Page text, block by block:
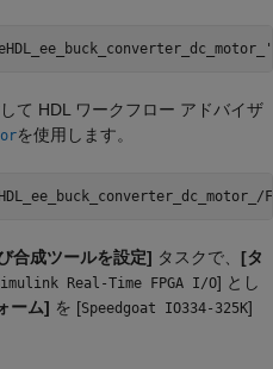
て HDL ワークフロー アドバイザ
を使用します。
合成ツールを設定] タスクで、 [タ
Real-Time FPGA I/O] とし
ーム] を [Speedgoat IO334-325K]